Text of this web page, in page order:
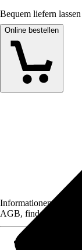
Bequem liefern lassen
Online bestellen
Informationen des
AGB, finden Sie bei